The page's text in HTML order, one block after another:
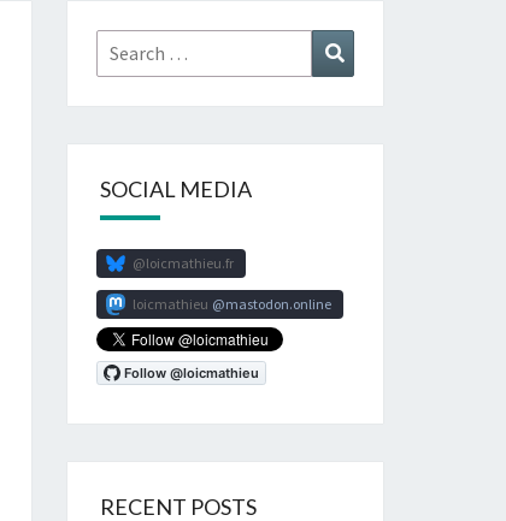
Search
for:
SOCIAL MEDIA
@loicmathieu.fr
loicmathieu mastodon.online
RECENT POSTS